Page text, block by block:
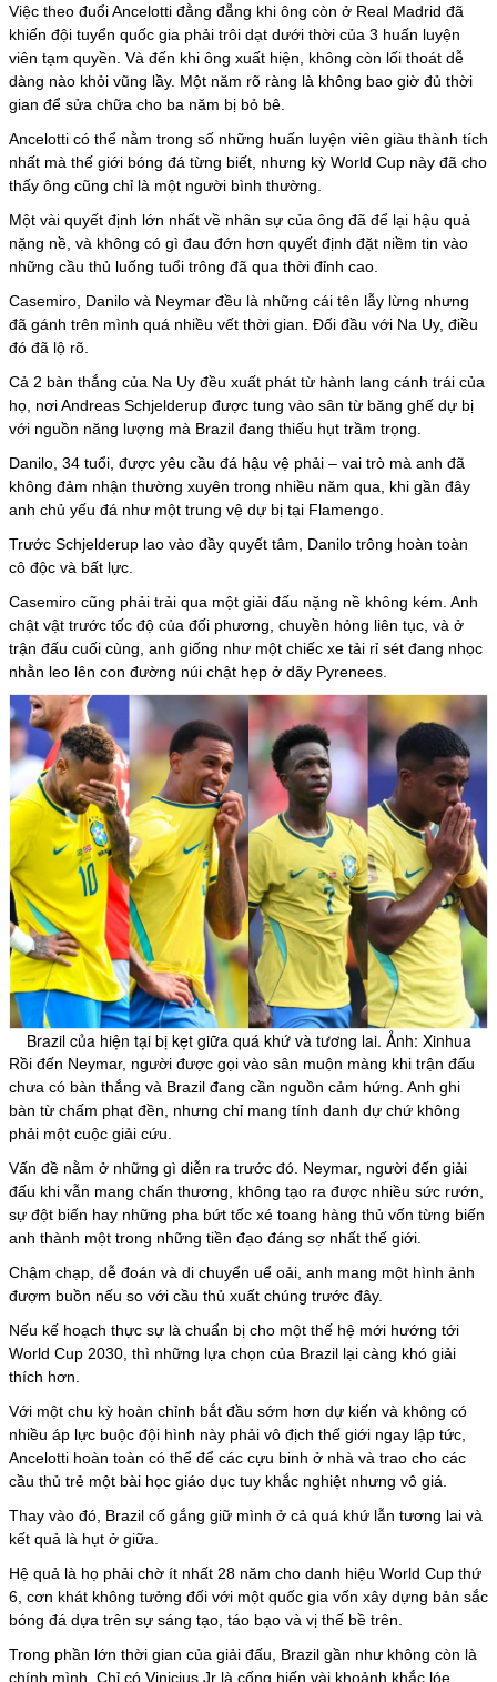
Việc theo đuổi Ancelotti đằng đẵng khi ông còn ở Real Madrid đã
khiến đội tuyển quốc gia phải trôi dạt dưới thời của 3 huấn luyện
viên tạm quyền. Và đến khi ông xuất hiện, không còn lối thoát dễ
dàng nào khỏi vũng lầy. Một năm rõ ràng là không bao giờ đủ thời
gian để sửa chữa cho ba năm bị bỏ bê.
Ancelotti có thể nằm trong số những huấn luyện viên giàu thành tích
nhất mà thế giới bóng đá từng biết, nhưng kỳ World Cup này đã cho
thấy ông cũng chỉ là một người bình thường.
Một vài quyết định lớn nhất về nhân sự của ông đã để lại hậu quả
nặng nề, và không có gì đau đớn hơn quyết định đặt niềm tin vào
những cầu thủ luống tuổi trông đã qua thời đỉnh cao.
Casemiro, Danilo và Neymar đều là những cái tên lẫy lừng nhưng
đã gánh trên mình quá nhiều vết thời gian. Đối đầu với Na Uy, điều
đó đã lộ rõ.
Cả 2 bàn thắng của Na Uy đều xuất phát từ hành lang cánh trái của
họ, nơi Andreas Schjelderup được tung vào sân từ băng ghế dự bị
với nguồn năng lượng mà Brazil đang thiếu hụt trầm trọng.
Danilo, 34 tuổi, được yêu cầu đá hậu vệ phải – vai trò mà anh đã
không đảm nhận thường xuyên trong nhiều năm qua, khi gần đây
anh chủ yếu đá như một trung vệ dự bị tại Flamengo.
Trước Schjelderup lao vào đầy quyết tâm, Danilo trông hoàn toàn
cô độc và bất lực.
Casemiro cũng phải trải qua một giải đấu nặng nề không kém. Anh
chật vật trước tốc độ của đối phương, chuyền hỏng liên tục, và ở
trận đấu cuối cùng, anh giống như một chiếc xe tải rỉ sét đang nhọc
nhằn leo lên con đường núi chật hẹp ở dãy Pyrenees.
Brazil của hiện tại bị kẹt giữa quá khứ và tương lai. Ảnh: Xinhua
Rồi đến Neymar, người được gọi vào sân muộn màng khi trận đấu
chưa có bàn thắng và Brazil đang cần nguồn cảm hứng. Anh ghi
bàn từ chấm phạt đền, nhưng chỉ mang tính danh dự chứ không
phải một cuộc giải cứu.
Vấn đề nằm ở những gì diễn ra trước đó. Neymar, người đến giải
đấu khi vẫn mang chấn thương, không tạo ra được nhiều sức rướn,
sự đột biến hay những pha bứt tốc xé toang hàng thủ vốn từng biến
anh thành một trong những tiền đạo đáng sợ nhất thế giới.
Chậm chạp, dễ đoán và di chuyển uể oải, anh mang một hình ảnh
đượm buồn nếu so với cầu thủ xuất chúng trước đây.
Nếu kế hoạch thực sự là chuẩn bị cho một thế hệ mới hướng tới
World Cup 2030, thì những lựa chọn của Brazil lại càng khó giải
thích hơn.
Với một chu kỳ hoàn chỉnh bắt đầu sớm hơn dự kiến và không có
nhiều áp lực buộc đội hình này phải vô địch thế giới ngay lập tức,
Ancelotti hoàn toàn có thể để các cựu binh ở nhà và trao cho các
cầu thủ trẻ một bài học giáo dục tuy khắc nghiệt nhưng vô giá.
Thay vào đó, Brazil cố gắng giữ mình ở cả quá khứ lẫn tương lai và
kết quả là hụt ở giữa.
Hệ quả là họ phải chờ ít nhất 28 năm cho danh hiệu World Cup thứ
6, cơn khát không tưởng đối với một quốc gia vốn xây dựng bản sắc
bóng đá dựa trên sự sáng tạo, táo bạo và vị thế bề trên.
Trong phần lớn thời gian của giải đấu, Brazil gần như không còn là
chính mình. Chỉ có Vinicius Jr là cống hiến vài khoảnh khắc lóe